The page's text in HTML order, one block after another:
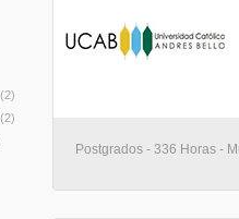
(2)
(2)
Postgrados - 336 Horas -